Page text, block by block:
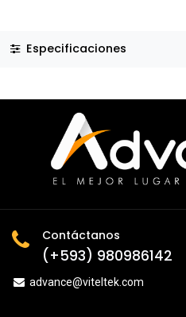
Especificaciones
Contáctanos
(+593) 980986142
advance@viteltek.com